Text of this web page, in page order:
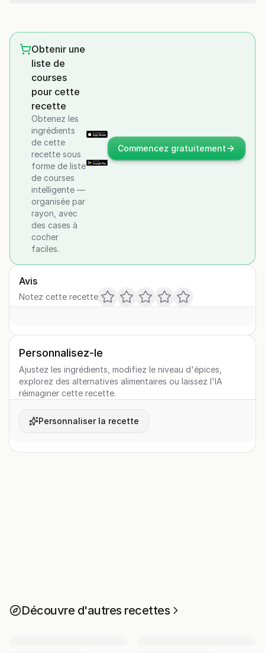
Obtenir une
liste de
courses
pour cette
recette
Obtenez les
ingrédients
de cette
recette sous
forme de liste
de courses
intelligente —
organisée par
rayon, avec
des cases à
cocher
faciles.
Commencez gratuitement
Avis
Notez cette recette
Personnalisez-le
Ajustez les ingrédients, modifiez le niveau d'épices,
explorez des alternatives alimentaires ou laissez l'IA
réimaginer cette recette.
Personnaliser la recette
Découvre d'autres recettes